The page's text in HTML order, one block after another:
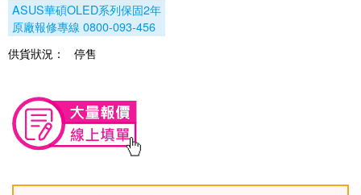
ASUS華碩OLED系列保固2年
原廠報修專線 0800-093-456
供貨狀況：
停售